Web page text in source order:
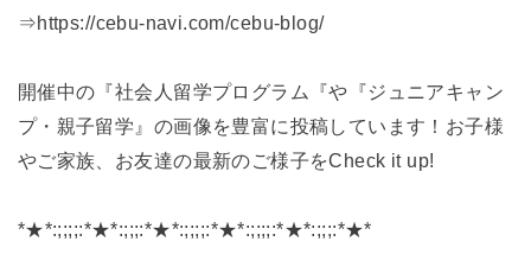
⇒https://cebu-navi.com/cebu-blog/
開催中の『社会人留学プログラム『や『ジュニアキャン
プ・親子留学』の画像を豊富に投稿しています！お子様
やご家族、お友達の最新のご様子をCheck it up!
*★*:;;;;:*★*:;;;:*★*:;;;;:*★*:;;;;:*★*:;;;:*★*